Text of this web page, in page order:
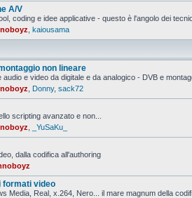
A/V
coding e idee applicative - questo è l'angolo dei
kaiousama
non lineare
e video da digitale e da analogico - DVB e
Donny, sack72
scripting avanzato e non...
_YuSaKu_
dalla codifica all'authoring
formati video
Media, Real, x.264, Nero... il mare magnum della